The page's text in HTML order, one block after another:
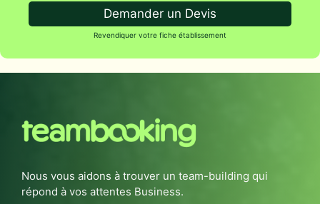
Demander un Devis
Revendiquer votre fiche établissement
Nous vous aidons à trouver un team-building qui
répond à vos attentes Business.